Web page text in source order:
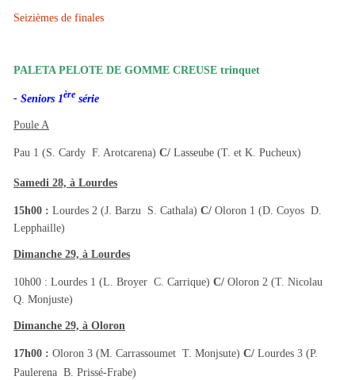
Seizièmes de finales
PALETA PELOTE DE GOMME CREUSE trinquet
- Seniors 1ère série
Poule A
Pau 1 (S. Cardy  F. Arotcarena) C/ Lasseube (T. et K. Pucheux)
Samedi 28, à Lourdes
15h00 :Lourdes 2 (J. Barzu  S. Cathala)C/ Oloron 1 (D. Coyos  D.
Lepphaille)
Dimanche 29, à Lourdes
10h00 : Lourdes 1 (L. Broyer  C. Carrique)C/Oloron 2 (T. Nicolau 
Q. Monjuste)
Dimanche 29, à Oloron
17h00 :Oloron 3 (M. Carrassoumet  T. Monjsute)C/ Lourdes 3 (P.
Paulerena  B. Prissé-Frabe)